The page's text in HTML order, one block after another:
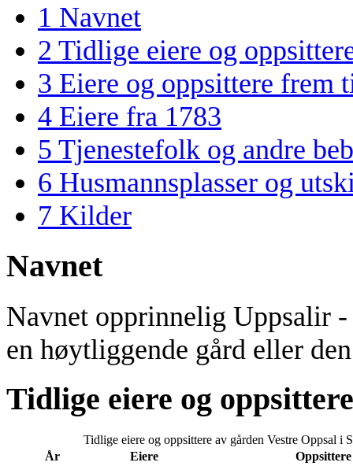
1 Navnet
2 Tidlige eiere og
3 Eiere og oppsittere frem
4 Eiere fra 1783
5 Tjenestefolk og andre
6 Husmannsplasser og
7 Kilder
Navnet
Navnet opprinnelig Uppsalir
en høytliggende gård eller
Tidlige eiere og oppsittere
Tidlige eiere og oppsittere av gården Vestre Oppsal i
År
Eiere
Oppsittere